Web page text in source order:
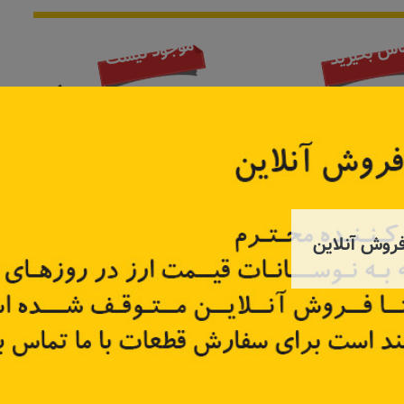
بگیرید
استپ وی
موجود نیست
زه درب عقب راست ساندرو
کد قطعه:828769301R
اطلاعات بیشتر
زه درب عقب
کد
قیمت: ۲۸۵٬۰۰۰ تومان
آنلاین